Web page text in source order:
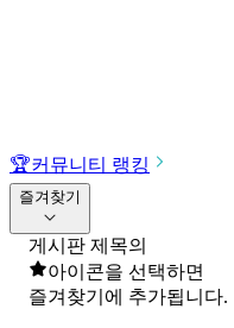
🏆커뮤니티 랭킹
즐겨찾기
게시판 제목의
아이콘을 선택하면
즐겨찾기에 추가됩니다.